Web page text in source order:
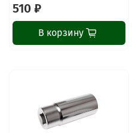
510 ₽
В корзину